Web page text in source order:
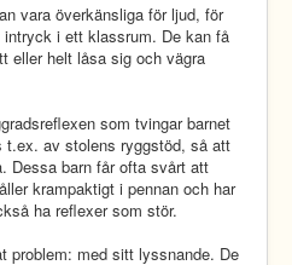
vara överkänsliga för ljud, för
i ett klassrum. De kan få
eller helt låsa sig och vägra
som tvingar barnet
t.ex. av stolens ryggstöd, så att
Dessa barn får ofta svårt att
krampaktigt i pennan och har
ha reflexer som stör.
problem: med sitt lyssnande. De